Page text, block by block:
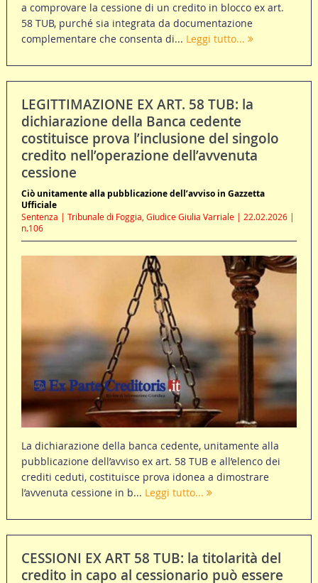
a comprovare la cessione di un credito in blocco ex art.
58 TUB, purché sia integrata da documentazione
complementare che consenta di... Leggi tutto...
LEGITTIMAZIONE EX ART. 58 TUB: la
dichiarazione della Banca cedente
costituisce prova l’inclusione del singolo
credito nell’operazione dell’avvenuta
cessione
Ciò unitamente alla pubblicazione dell’avviso in Gazzetta
Ufficiale
Sentenza | Tribunale di Foggia, Giudice Giulia Varriale | 22.02.2026 |
n.106
La dichiarazione della banca cedente, unitamente alla
pubblicazione dell’avviso ex art. 58 TUB e all’elenco dei
crediti ceduti, costituisce prova idonea a dimostrare
l’avvenuta cessione in b... Leggi tutto...
CESSIONI EX ART 58 TUB: la titolarità del
credito in capo al cessionario può essere